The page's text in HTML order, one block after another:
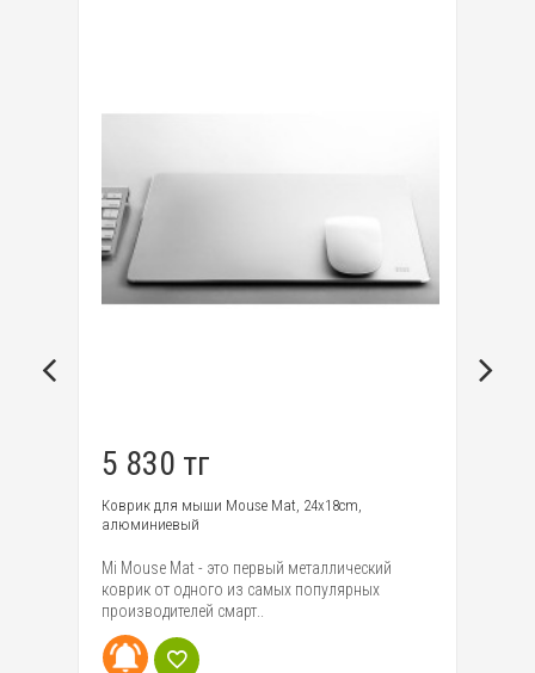
5 830 тг
Коврик для мыши Mouse Mat, 24x18cm,
алюминиевый
Mi Mouse Mat - это первый металлический
коврик от одного из самых популярных
производителей смарт..